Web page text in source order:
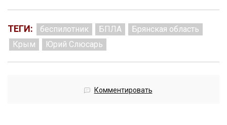
ТЕГИ: беспилотник БПЛА
Брянская область
Крым
Юрий Слюсарь
Комментировать